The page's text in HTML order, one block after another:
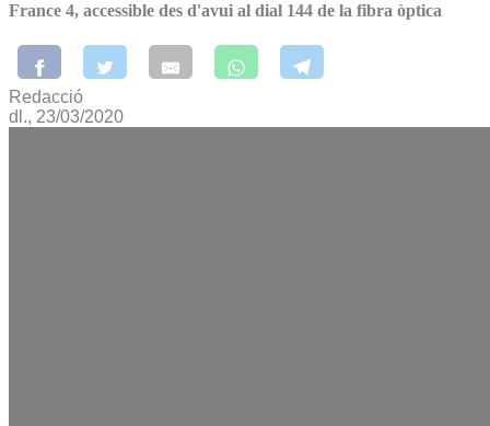
France 4, accessible des d'avui al dial 144 de la fibra òptica
Redacció
dl., 23/03/2020